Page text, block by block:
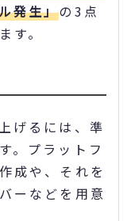
発生」の3点
す。
げるには、準
。プラットフ
成や、それを
ーなどを用意